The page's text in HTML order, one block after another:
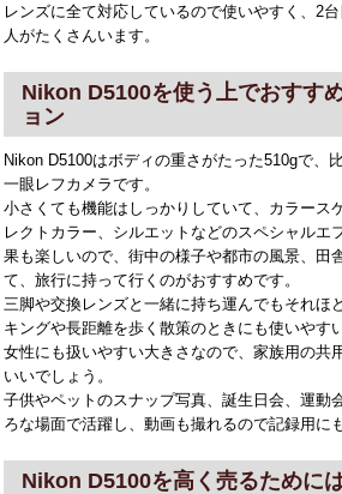
レンズに全て対応しているので使いやすく、2
人がたくさんいます。
Nikon D5100を使う上でおすす
ョン
Nikon D5100はボディの重さがたった510gで、
一眼レフカメラです。
小さくても機能はしっかりしていて、カラース
レクトカラー、シルエットなどのスペシャルエ
果も楽しいので、街中の様子や都市の風景、田
て、旅行に持って行くのがおすすめです。
三脚や交換レンズと一緒に持ち運んでもそれほ
キングや長距離を歩く散策のときにも使いやす
女性にも扱いやすい大きさなので、家族用の共
いいでしょう。
子供やペットのスナップ写真、誕生日会、運動
ろな場面で活躍し、動画も撮れるので記録用に
Nikon D5100を高く売るために